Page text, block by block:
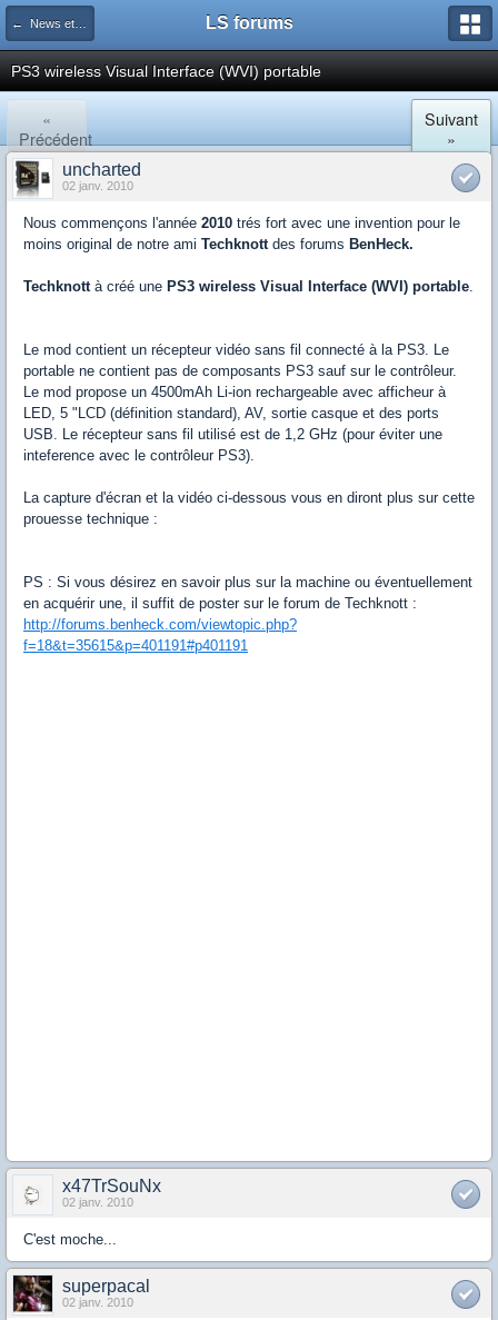
← News et actualités postées sur LS LS forums
PS3 wireless Visual Interface (WVI) portable
«
Précédent
Suivant
»
uncharted
02 janv. 2010
Nous commençons l'année 2010 trés fort avec une invention pour le
moins original de notre ami Techknottdes forums BenHeck.
Techknott à créé une PS3 wireless Visual Interface (WVI) portable.
Le mod contient un récepteur vidéo sans fil connecté à la PS3. Le
portable ne contient pas de composants PS3 sauf sur le contrôleur.
Le mod propose un 4500mAh Li-ion rechargeable avec afficheur à
LED, 5 "LCD (définition standard), AV, sortie casque et des ports
USB. Le récepteur sans fil utilisé est de 1,2 GHz (pour éviter une
inteference avec le contrôleur PS3).
La capture d'écran et la vidéo ci-dessous vous en diront plus sur cette
prouesse technique :
PS : Si vous désirez en savoir plus sur la machine ou éventuellement
en acquérir une, il suffit de poster sur le forum de Techknott :
http://forums.benheck.com/viewtopic.php?
f=18&t=35615&p=401191#p401191
x47TrSouNx
02 janv. 2010
C'est moche...
superpacal
02 janv. 2010